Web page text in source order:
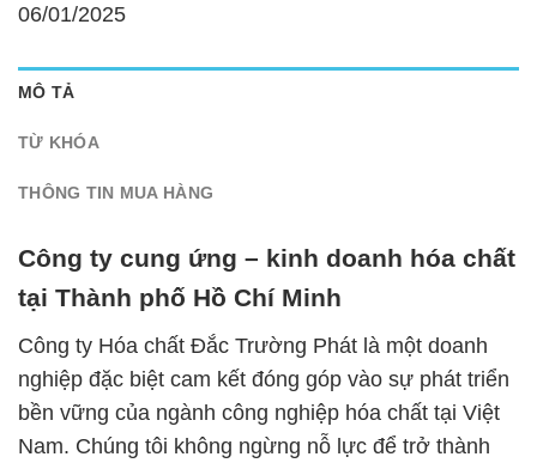
06/01/2025
MÔ TẢ
TỪ KHÓA
THÔNG TIN MUA HÀNG
Công ty cung ứng – kinh doanh hóa chất
tại Thành phố Hồ Chí Minh
Công ty Hóa chất Đắc Trường Phát là một doanh
nghiệp đặc biệt cam kết đóng góp vào sự phát triển
bền vững của ngành công nghiệp hóa chất tại Việt
Nam. Chúng tôi không ngừng nỗ lực để trở thành